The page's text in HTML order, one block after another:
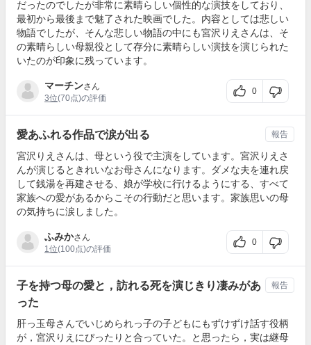
だったのでしたが非常に素晴らしい個性的な演技をしており、
最初から最後まで魅了された映画でした。内容としては悲しい
物語でしたが、そんな悲しい物語の中にも宮沢りえさんは、そ
の素晴らしい母親役として存分に素晴らしい演技を演じられた
いたのが印象に残っています。
マーチンさん
3位(70点)の評価
0
愛あふれる作品で涙が出る
宮沢りえさんは、母という役で主演をしています。宮沢りえさ
んが演じるときれいなお母さんになります。ダメな夫を連れ戻
して銭湯を再建させる、娘が学校に行けるようにする、すべて
家族への愛があるからこその行動だと思います。家族思いの母
の気持ちに涙しました。
ふみかさん
1位(100点)の評価
0
報告
子を持つ母の愛と，訪れる死を演じきり凄みがあ
った
肝っ玉母さんでいじめられっ子の子どもにもずけずけ話す役柄
が，宮沢りえにぴったりと合っていた。と思ったら，実は継母
報告